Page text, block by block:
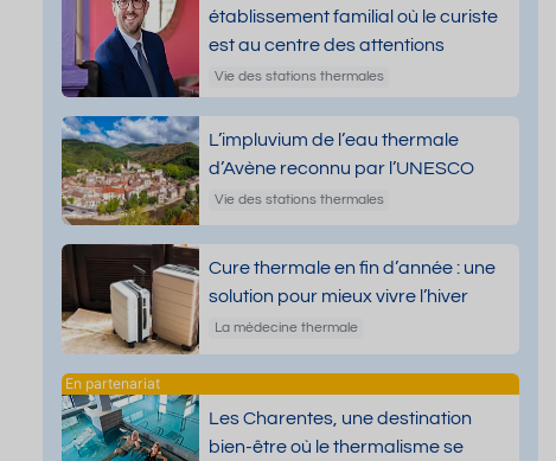
établissement familial où le curiste
est au centre des attentions
Vie des stations thermales
L’impluvium de l’eau thermale
d’Avène reconnu par l’UNESCO
Vie des stations thermales
Cure thermale en fin d’année : une
solution pour mieux vivre l’hiver
La médecine thermale
Les Charentes, une destination
bien-être où le thermalisme se